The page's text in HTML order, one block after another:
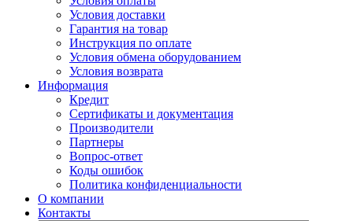
Условия доставки
Гарантия на товар
Инструкция по оплате
Условия обмена оборудованием
Условия возврата
Информация
Кредит
Сертификаты и документация
Производители
Партнеры
Вопрос-ответ
Коды ошибок
Политика конфиденциальности
О компании
Контакты